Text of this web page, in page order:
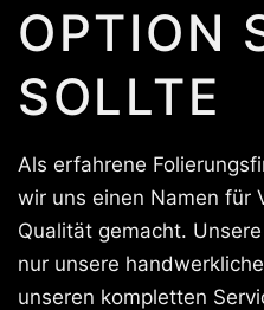
OPTION
SOLLTE
Als erfahrene
wir uns einen Namen für
Qualität gemacht.
nur unsere
unseren kompletten